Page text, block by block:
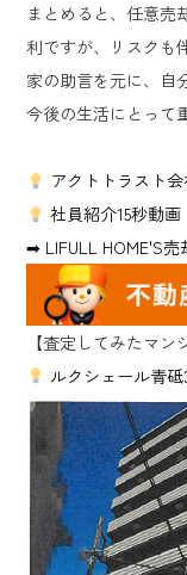
まとめると、任意売
利ですが、リスクも
家の助言を元に、自
今後の生活にとって
アクトトラスト
社員紹介15秒動画
➡ LIFULL HOME'S
【査定してみたマン
ルクシェール青